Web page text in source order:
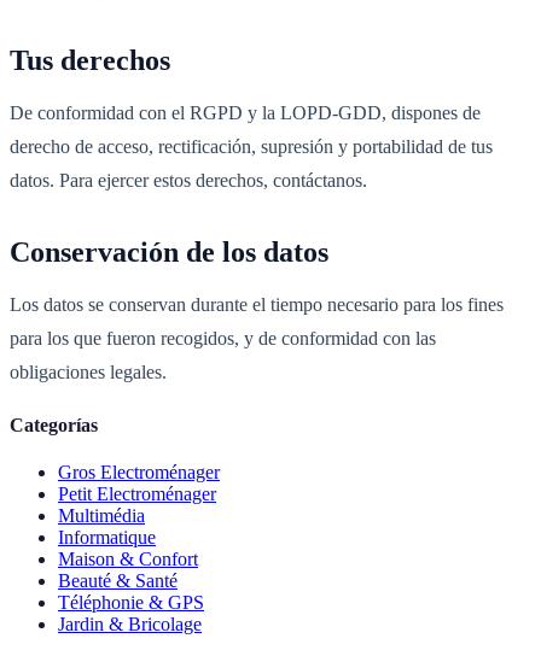
Tus derechos
De conformidad con el RGPD y la LOPD-GDD, dispones de
derecho de acceso, rectificación, supresión y portabilidad de tus
datos. Para ejercer estos derechos, contáctanos.
Conservación de los datos
Los datos se conservan durante el tiempo necesario para los fines
para los que fueron recogidos, y de conformidad con las
obligaciones legales.
Categorías
Gros Electroménager
Petit Electroménager
Multimédia
Informatique
Maison & Confort
Beauté & Santé
Téléphonie & GPS
Jardin & Bricolage